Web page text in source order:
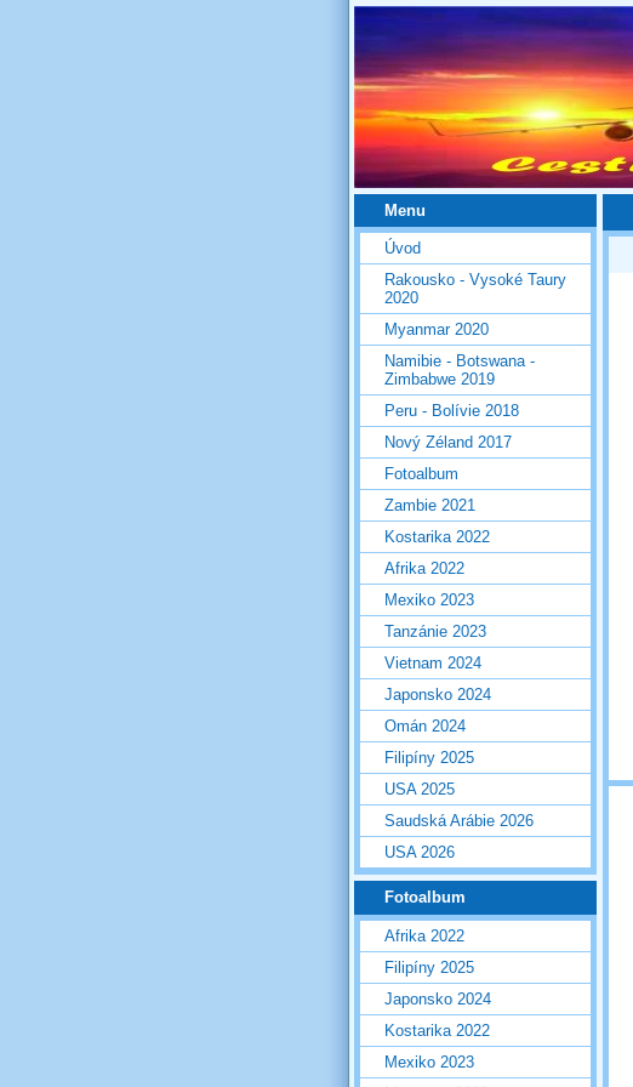
Menu
Úvod
Rakousko - Vysoké Taury
2020
Myanmar 2020
Namibie - Botswana -
Zimbabwe 2019
Peru - Bolívie 2018
Nový Zéland 2017
Fotoalbum
Zambie 2021
Kostarika 2022
Afrika 2022
Mexiko 2023
Tanzánie 2023
Vietnam 2024
Japonsko 2024
Omán 2024
Filipíny 2025
USA 2025
Saudská Arábie 2026
USA 2026
Fotoalbum
Afrika 2022
Filipíny 2025
Japonsko 2024
Kostarika 2022
Mexiko 2023